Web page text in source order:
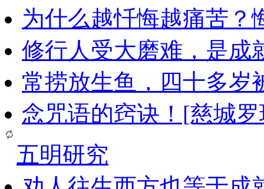
为什么越忏悔越痛苦？
修行人受大磨难，是成
常捞放生鱼，四十多岁
念咒语的窍诀！[慈城
五明研究